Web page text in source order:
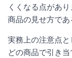
くくなる点があ
商品の見せ方であ
実務上の注意点
どの商品で引き